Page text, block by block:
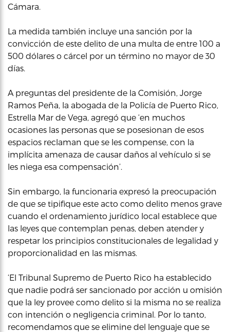
Cámara.
La medida también incluye una sanción por la
convicción de este delito de una multa de entre 100 a
500 dólares o cárcel por un término no mayor de 30
días.
A preguntas del presidente de la Comisión, Jorge
Ramos Peña, la abogada de la Policía de Puerto Rico,
Estrella Mar de Vega, agregó que ‘en muchos
ocasiones las personas que se posesionan de esos
espacios reclaman que se les compense, con la
implícita amenaza de causar daños al vehículo si se
les niega esa compensación’.
Sin embargo, la funcionaria expresó la preocupación
de que se tipifique este acto como delito menos grave
cuando el ordenamiento jurídico local establece que
las leyes que contemplan penas, deben atender y
respetar los principios constitucionales de legalidad y
proporcionalidad en las mismas.
‘El Tribunal Supremo de Puerto Rico ha establecido
que nadie podrá ser sancionado por acción u omisión
que la ley provee como delito si la misma no se realiza
con intención o negligencia criminal. Por lo tanto,
recomendamos que se elimine del lenguaje que se